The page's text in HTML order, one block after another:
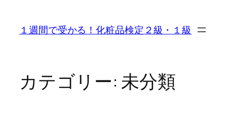
１週間で受かる！化粧品検定２級・１級
カテゴリー: 未分類